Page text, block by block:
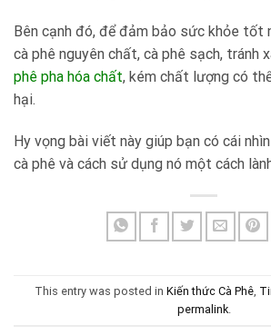
Bên cạnh đó, để đảm bảo sức khỏe tốt
cà phê nguyên chất, cà phê sạch, tránh
phê pha hóa chất, kém chất lượng có
hại.
Hy vọng bài viết này giúp bạn có cái
cà phê và cách sử dụng nó một cách
This entry was posted in Kiến thức Cà Phê,
permalink.